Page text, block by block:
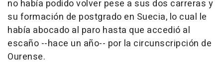
no había podido volver pese a sus dos carreras y
su formación de postgrado en Suecia, lo cual le
había abocado al paro hasta que accedió al
escaño --hace un año-- por la circunscripción de
Ourense.